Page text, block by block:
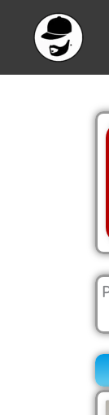
contenu